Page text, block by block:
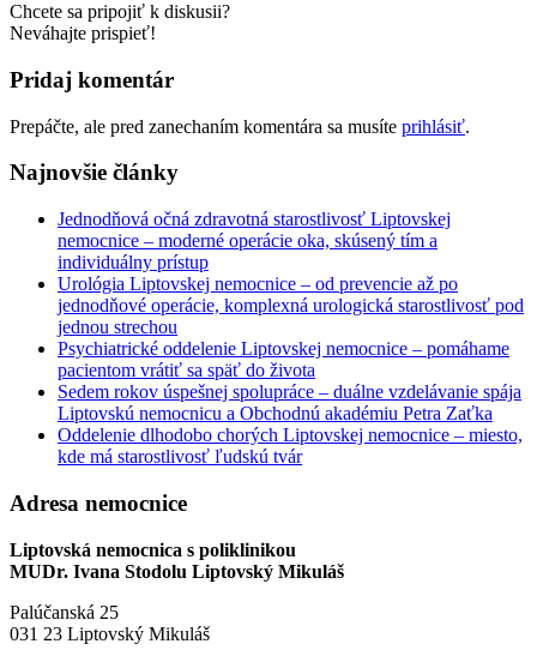
Chcete sa pripojiť k diskusii?
Neváhajte prispieť!
Pridaj komentár
Prepáčte, ale pred zanechaním komentára sa musíte prihlásiť.
Najnovšie články
Jednodňová očná zdravotná starostlivosť Liptovskej
nemocnice – moderné operácie oka, skúsený tím a
individuálny prístup
Urológia Liptovskej nemocnice – od prevencie až po
jednodňové operácie, komplexná urologická starostlivosť pod
jednou strechou
Psychiatrické oddelenie Liptovskej nemocnice – pomáhame
pacientom vrátiť sa späť do života
Sedem rokov úspešnej spolupráce – duálne vzdelávanie spája
Liptovskú nemocnicu a Obchodnú akadémiu Petra Zaťka
Oddelenie dlhodobo chorých Liptovskej nemocnice – miesto,
kde má starostlivosť ľudskú tvár
Adresa nemocnice
Liptovská nemocnica s poliklinikou
MUDr. Ivana Stodolu Liptovský Mikuláš
Palúčanská 25
031 23 Liptovský Mikuláš